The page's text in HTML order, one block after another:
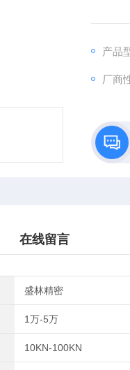
产品
厂商
在线留言
盛林精密
1万-5万
10KN-100KN